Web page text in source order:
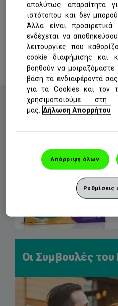
νιώθετε σιγουριά
Εμπιστευτείτε την
Νο.1* μάρκας για
τεχνητής
απολαύστε κάθε μέρα
της
Οι Συμβουλές του
απολύτως απαραίτητα
ιστότοπου και δεν
Άλλα είναι
ενδέχεται να
λειτουργίες που
cookie διαφήμισης και
βοηθούν να μοιραζόμαστε
βάση τα ενδιαφέροντά
για τα Cookies και τον
χρησιμοποιούμε
μας. Δήλωση Απορρήτου
Απόρριψη όλων
Ρυθμίσεις